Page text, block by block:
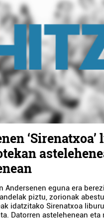
Andersenen eguna era
piztu, zorionak
idatzitako Sirenatxoa
Datorren astelehenean eta